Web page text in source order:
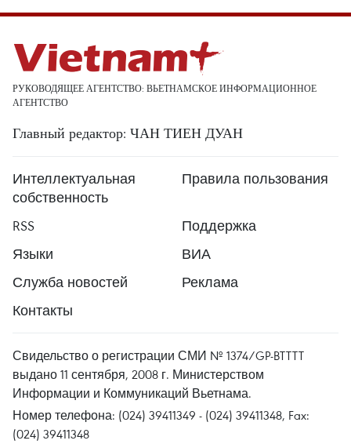
РУКОВОДЯЩЕЕ АГЕНТСТВО: ВЬЕТНАМСКОЕ ИНФОРМАЦИОННОЕ
АГЕНТСТВО
Главный редактор: ЧАН ТИЕН ДУАН
Интеллектуальная
собственность
Правила пользования
RSS
Поддержка
Языки
ВИА
Служба новостей
Реклама
Контакты
Свидельство о регистрации СМИ № 1374/GP-BTTTT
выдано 11 сентября, 2008 г. Министерством
Информации и Коммуникаций Вьетнама.
Номер телефона: (024) 39411349 - (024) 39411348, Fax:
(024) 39411348